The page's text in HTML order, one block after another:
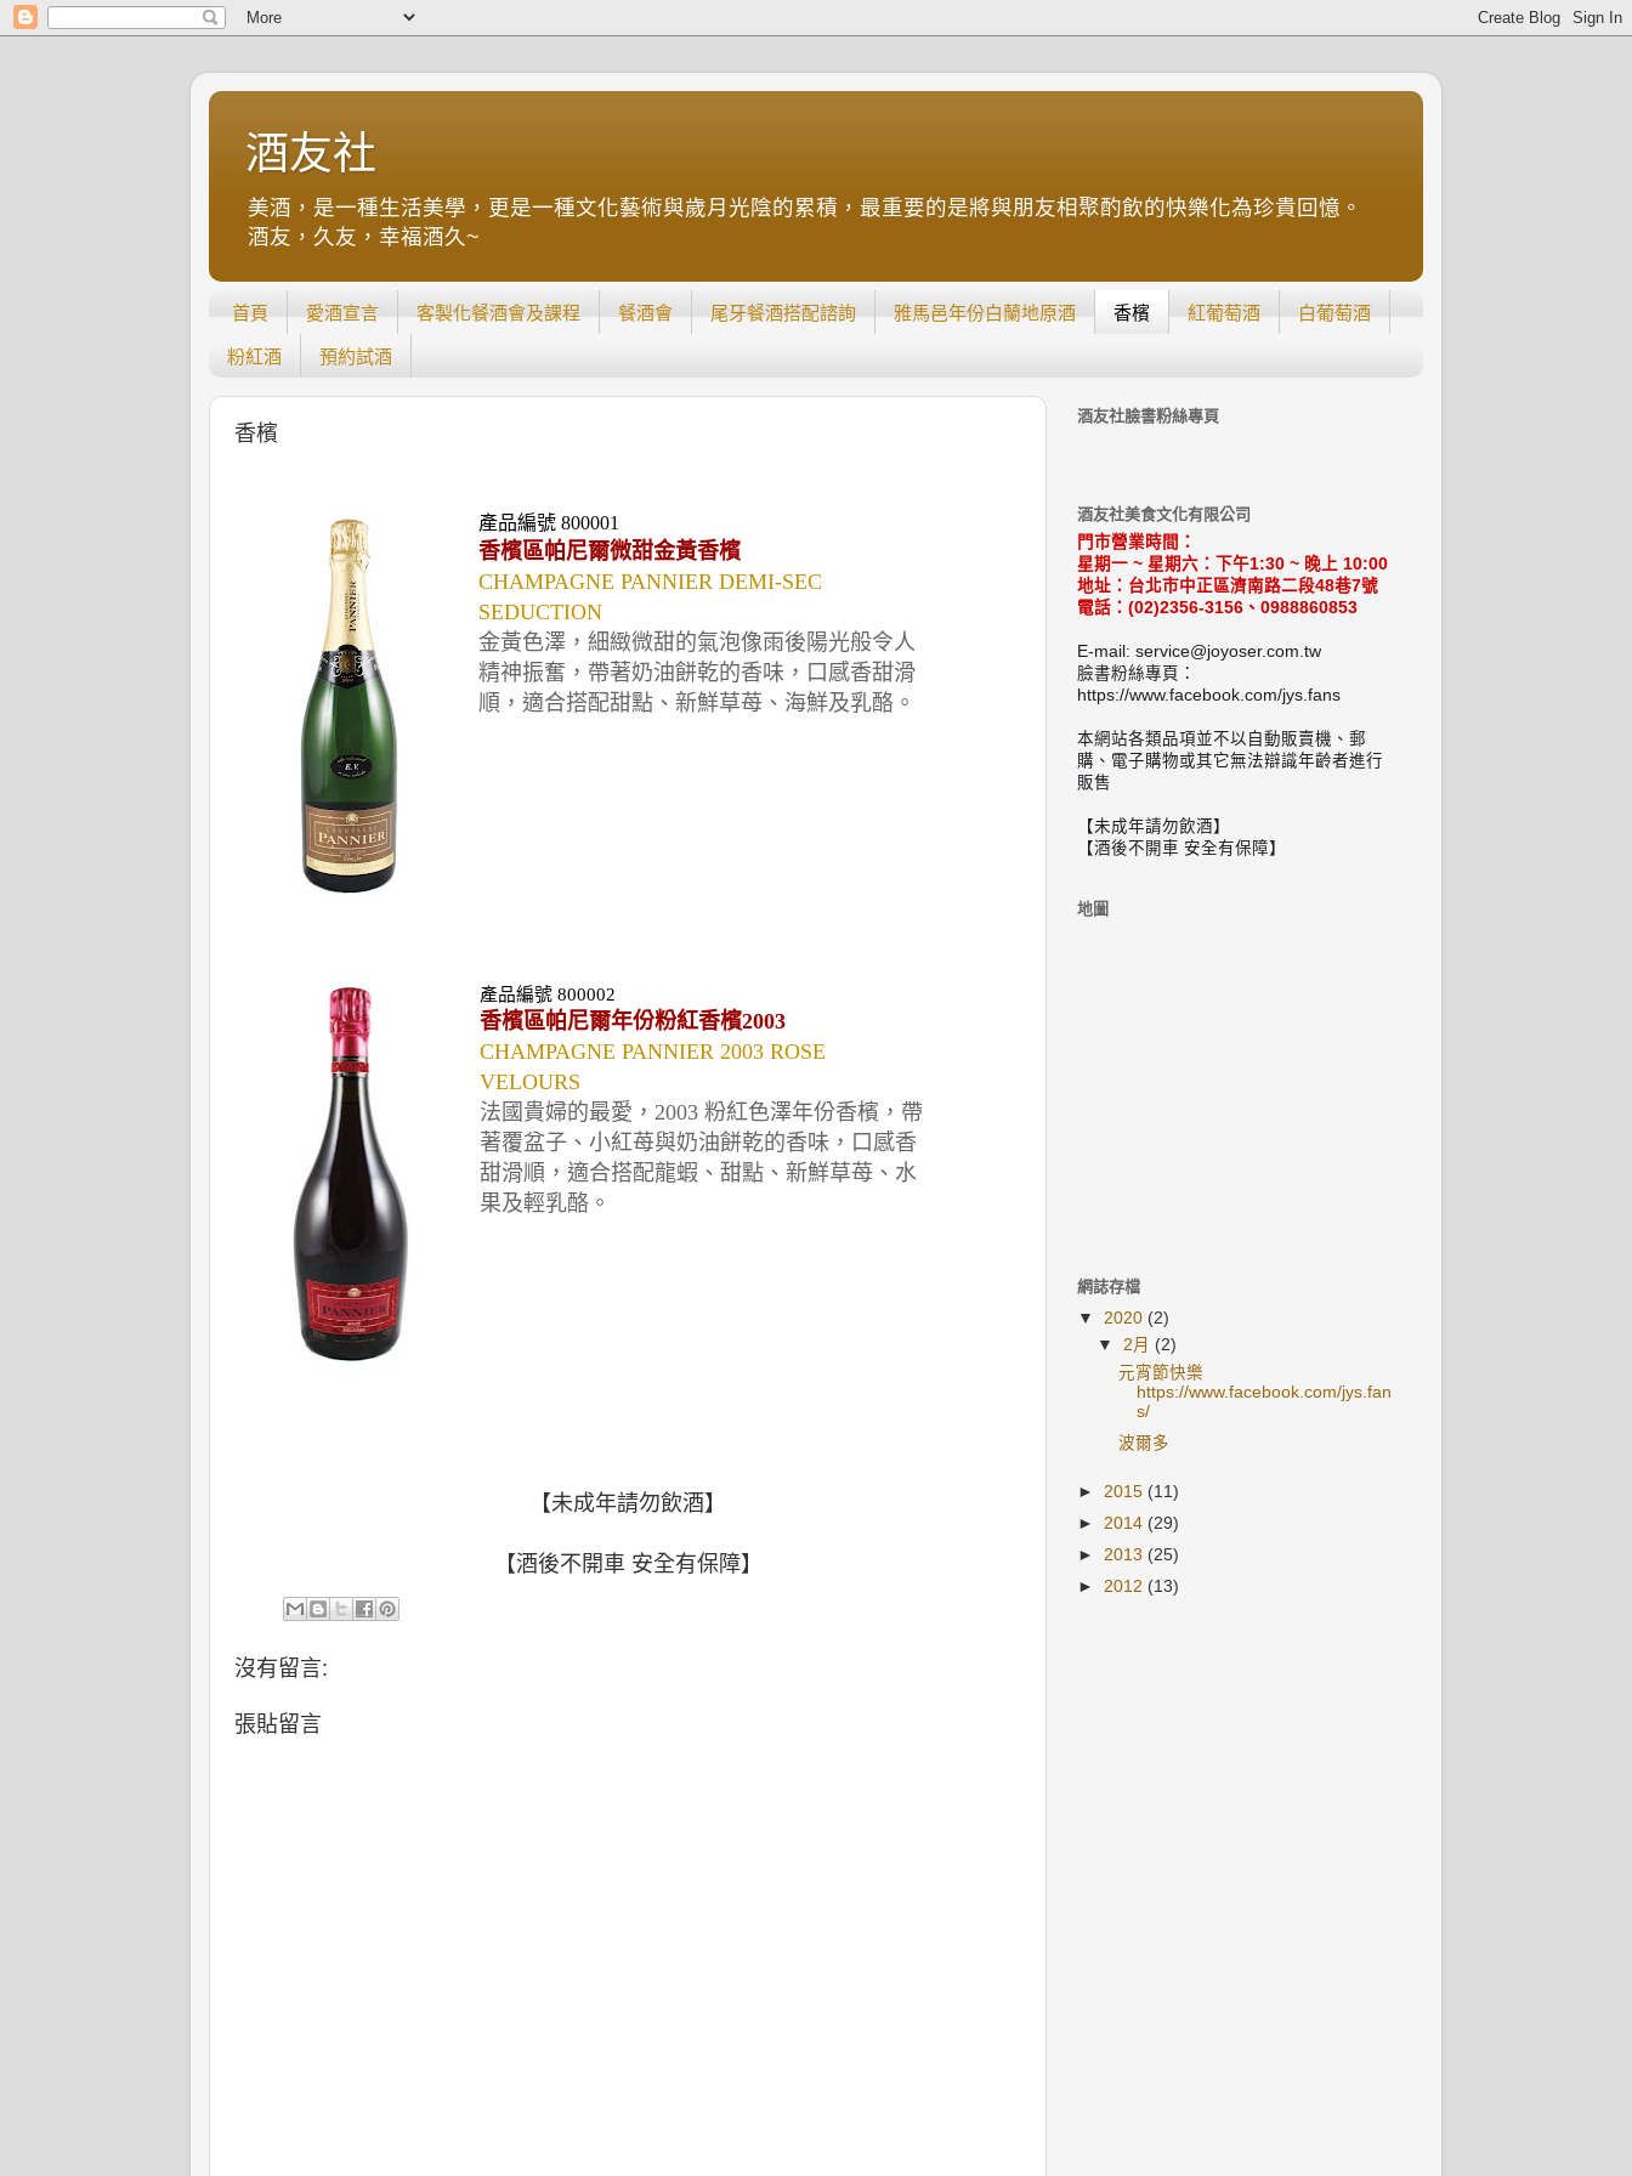
酒友社
美酒，是一種生活美學，更是一種文化藝術與歲月光陰的累積，最重要的是將與朋友相聚酌飲的快樂化為珍貴回憶。
酒友，久友，幸福酒久~
首頁 愛酒宣言 客製化餐酒會及課程 餐酒會 尾牙餐酒搭配諮詢 雅馬邑年份白蘭地原酒 香檳 紅葡萄酒 白葡萄酒
粉紅酒 預約試酒
香檳
產品編號 800001
香檳區帕尼爾微甜金黃香檳
CHAMPAGNE PANNIER DEMI-SEC
SEDUCTION
金黃色澤，細緻微甜的氣泡像雨後陽光般令人
精神振奮，帶著奶油餅乾的香味，口感香甜滑
順，適合搭配甜點、新鮮草苺、海鮮及乳酪。
產品編號 800002
香檳區帕尼爾年份粉紅香檳2003
CHAMPAGNE PANNIER 2003 ROSE
VELOURS
法國貴婦的最愛， 2003 粉紅色澤年份香檳，帶
著覆盆子、小紅苺與奶油餅乾的香味，口感香
甜滑順，適合搭配龍蝦、甜點、新鮮草苺、水
果及輕乳酪。
【未成年請勿飲酒】
【酒後不開車 安全有保障】
沒有留言:
張貼留言
酒友社臉書粉絲專頁
酒友社美食文化有限公司
門市營業時間：
星期一 ~ 星期六：下午1:30 ~ 晚上 10:00
地址：台北市中正區濟南路二段48巷7號
電話：(02)2356-3156、0988860853
E-mail: service@joyoser.com.tw
臉書粉絲專頁：
https://www.facebook.com/jys.fans
本網站各類品項並不以自動販賣機、郵
購、電子購物或其它無法辯識年齡者進行
販售
【未成年請勿飲酒】
【酒後不開車 安全有保障】
地圖
網誌存檔
▼ 2020 (2)
▼2月 (2)
元宵節快樂
https://www.facebook.com/jys.fan
s/
波爾多
► 2015 (11)
► 2014 (29)
► 2013 (25)
► 2012 (13)